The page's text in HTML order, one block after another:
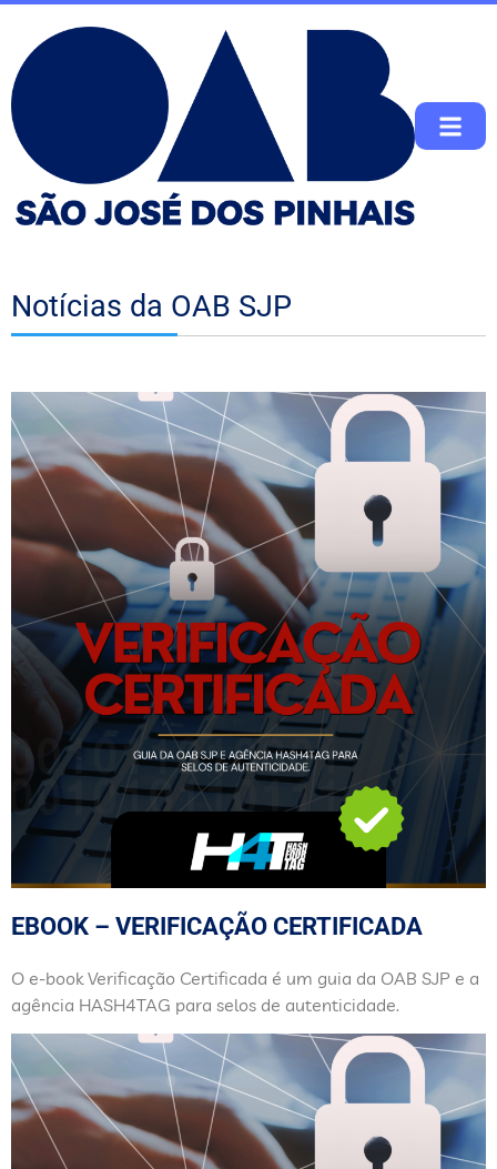
Notícias da OAB SJP
EBOOK – VERIFICAÇÃO CERTIFICADA
O e-book Verificação Certificada é um guia da OAB SJP e a
agência HASH4TAG para selos de autenticidade.